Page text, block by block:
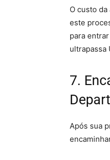
O custo
este
para
ultrapassa
7.
Após sua